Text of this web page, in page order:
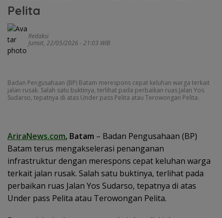
Pelita
Redaksi
Jumat, 22/05/2026 - 21:03 WIB
Badan Pengusahaan (BP) Batam merespons cepat keluhan warga terkait
jalan rusak. Salah satu buktinya, terlihat pada perbaikan ruas Jalan Yos
Sudarso, tepatnya di atas Under pass Pelita atau Terowongan Pelita.
AriraNews.com, Batam – Badan Pengusahaan (BP)
Batam terus mengakselerasi penanganan
infrastruktur dengan merespons cepat keluhan warga
terkait jalan rusak. Salah satu buktinya, terlihat pada
perbaikan ruas Jalan Yos Sudarso, tepatnya di atas
Under pass Pelita atau Terowongan Pelita.